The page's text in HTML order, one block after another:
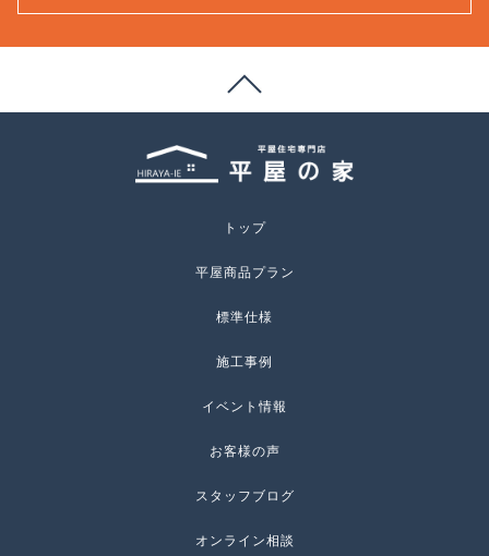
トップ
平屋商品プラン
標準仕様
施工事例
イベント情報
お客様の声
スタッフブログ
オンライン相談